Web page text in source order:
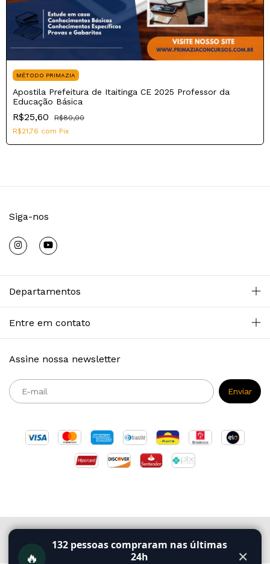
MÉTODO PRIMAZIA
Apostila Prefeitura de Itaitinga CE 2025 Professor da
Educação Básica
R$25,60
R$80,00
R$21,76 com Pix
Siga-nos
Departamentos
Entre em contato
Assine nossa newsletter
🔥
132 pessoas compraram nas últimas
24h
✕
Copyright Primazia Concursos - 2026. Todos os direitos reservados.